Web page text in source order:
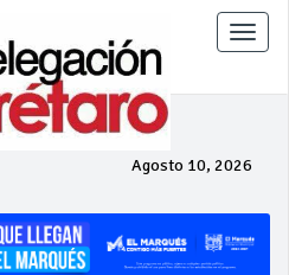
Toggle
Agosto 10, 2026